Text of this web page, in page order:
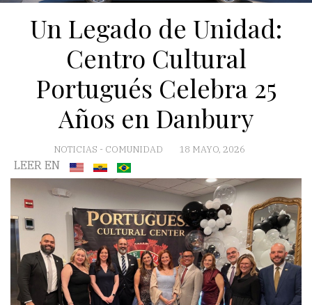
Un Legado de Unidad:
Centro Cultural
Portugués Celebra 25
Años en Danbury
NOTICIAS - COMUNIDAD 18 MAYO, 2026
LEER EN